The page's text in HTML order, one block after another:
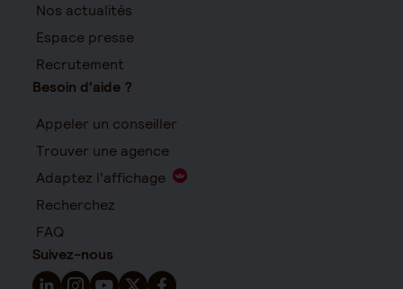
Nos actualités
Espace presse
Recrutement
Besoin d'aide ?
Appeler un conseiller
Trouver une agence
Adaptez l'affichage
Recherchez
FAQ
Suivez-nous
Suivez-nous sur LinkedIn - Nouvelle fenêtre
Suivez-nous sur Instagram - Nouvelle fenêtre
Suivez-nous sur YouTube - Nouvelle fenêtre
Suivez-nous sur X - Nouvelle fenêtre
Suivez-nous sur Facebook - Nouvelle